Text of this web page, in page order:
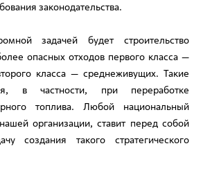
законодательства.
задачей будет строительство
опасных отходов первого класса —
класса — среднеживущих. Такие
в частности, при переработке
топлива. Любой национальный
организации, ставит перед собой
создания такого стратегического